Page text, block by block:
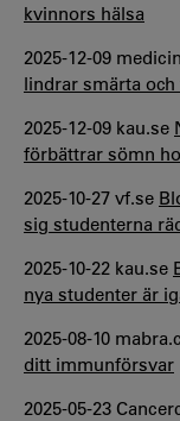
kvinnors hälsa
2025-12-09
lindrar smärta
2025-12-09 kau.se
förbättrar sömn
2025-10-27 vf.se
sig studenterna
2025-10-22 kau.se
nya studenter är
2025-08-10
ditt immunförsvar
2025-05-23